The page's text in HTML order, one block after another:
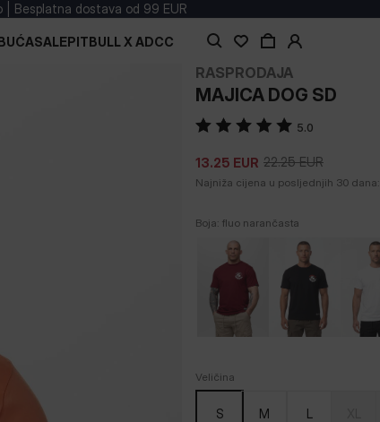
| Besplatna dostava od 99 EUR
SALEPITBULL X ADCC
RASPRODAJA
MAJICA DOG SD
5.0
13.25 EUR 22.25 EUR
Najniža cijena u posljednjih 30 dana:
Boja: fluo narančasta
Veličina
S M L